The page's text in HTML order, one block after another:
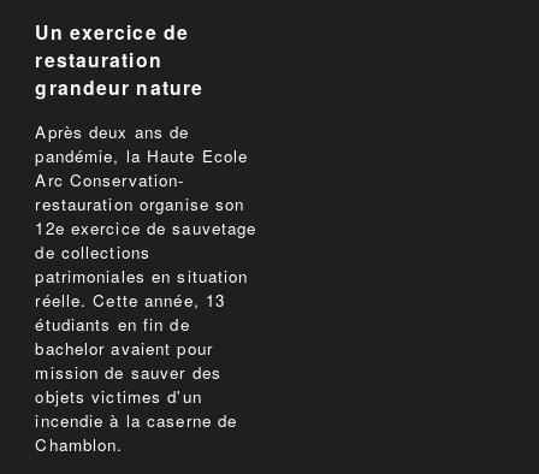
Un exercice de
restauration
grandeur nature
Après deux ans de
pandémie, la Haute Ecole
Arc Conservation-
restauration organise son
12e exercice de sauvetage
de collections
patrimoniales en situation
réelle. Cette année, 13
étudiants en fin de
bachelor avaient pour
mission de sauver des
objets victimes d'un
incendie à la caserne de
Chamblon.